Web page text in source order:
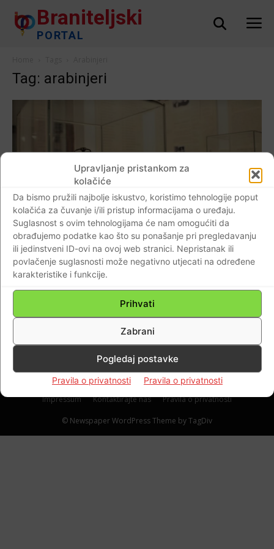
Upravljanje pristankom za
kolačiće
Da bismo pružili najbolje iskustvo, koristimo tehnologije poput
kolačića za čuvanje i/ili pristup informacijama o uređaju.
Suglasnost s ovim tehnologijama će nam omogućiti da
obrađujemo podatke kao što su ponašanje pri pregledavanju
ili jedinstveni ID-ovi na ovoj web stranici. Nepristanak ili
povlačenje suglasnosti može negativno utjecati na određene
karakteristike i funkcije.
Prihvati
Zabrani
Pogledaj postavke
Pravila o privatnosti Pravila o privatnosti
Braniteljski
PORTAL
Tag: arabinjeri
AKTUALNO
Šajini i Bokordići simboli nacističkog terora
u Istri…„Spavao sam s tatom i mamom.
Najedanput začujemo veliku pucnjavu. Tata
je skočio iz kreveta i rekao ‘nema nam
spasa’. Čulo se kako ljudi vrište.
Impressum Kontaktirajte nas Pravila o privatnosti
© Newspaper WordPress Theme by TagDiv